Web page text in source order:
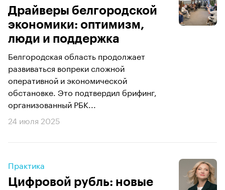
Драйверы белгородской
экономики: оптимизм,
люди и поддержка
Белгородская область продолжает
развиваться вопреки сложной
оперативной и экономической
обстановке. Это подтвердил брифинг,
организованный РБК...
24 июля 2025
Практика
Цифровой рубль: новые